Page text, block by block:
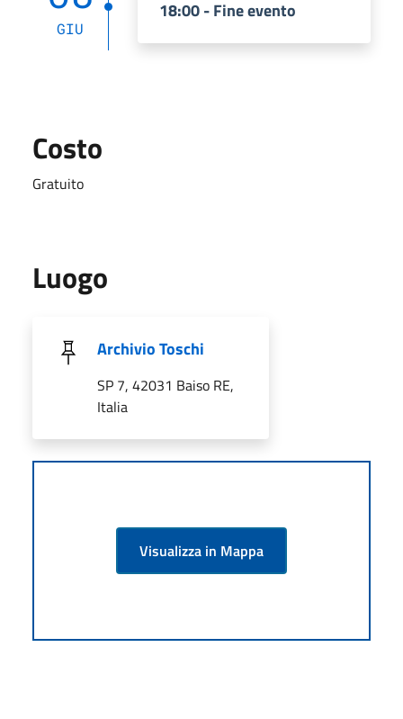
GIU
18:00 - Fine evento
Costo
Gratuito
Luogo
Archivio Toschi
SP 7, 42031 Baiso RE,
Italia
Visualizza in Mappa